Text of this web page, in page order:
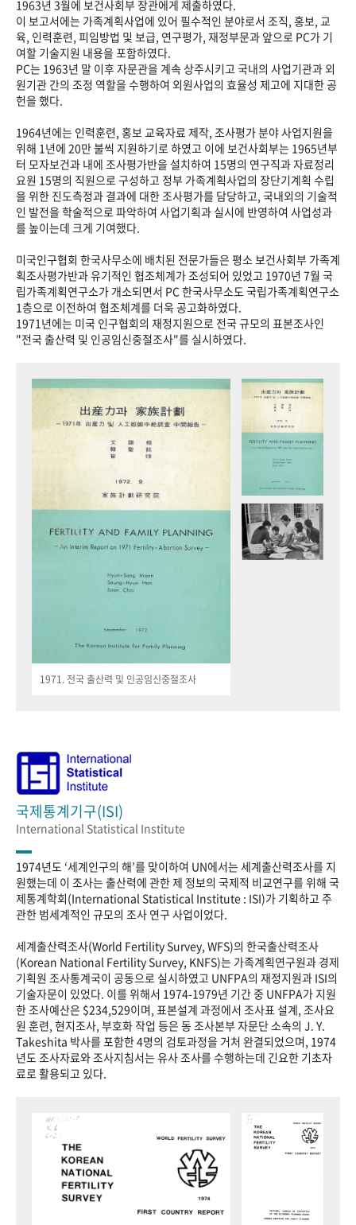
1963년 3월에 보건사회부 장관에게 제출하였다.
이 보고서에는 가족계획사업에 있어 필수적인 분야로서 조직, 홍보, 교
육, 인력훈련, 피임방법 및 보급, 연구평가, 재정부문과 앞으로 PC가 기
여할 기술지원 내용을 포함하였다.
PC는 1963년 말 이후 자문관을 계속 상주시키고 국내의 사업기관과 외
원기관 간의 조정 역할을 수행하여 외원사업의 효율성 제고에 지대한 공
헌을 했다.
1964년에는 인력훈련, 홍보 교육자료 제작, 조사평가 분야 사업지원을
위해 1년에 20만 불씩 지원하기로 하였고 이에 보건사회부는 1965년부
터 모자보건과 내에 조사평가반을 설치하여 15명의 연구직과 자료정리
요원 15명의 직원으로 구성하고 정부 가족계획사업의 장단기계획 수립
을 위한 진도측정과 결과에 대한 조사평가를 담당하고, 국내외의 기술적
인 발전을 학술적으로 파악하여 사업기획과 실시에 반영하여 사업성과
를 높이는데 크게 기여했다.
미국인구협회 한국사무소에 배치된 전문가들은 평소 보건사회부 가족계
획조사평가반과 유기적인 협조체계가 조성되어 있었고 1970년 7월 국
립가족계획연구소가 개소되면서 PC 한국사무소도 국립가족계획연구소
1층으로 이전하여 협조체계를 더욱 공고화하였다.
1971년에는 미국 인구협회의 재정지원으로 전국 규모의 표본조사인
"전국 출산력 및 인공임신중절조사"를 실시하였다.
1971. 전국 출산력 및 인공임신중절조사
국제통계기구(ISI)
International Statistical Institute
1974년도 ‘세계인구의 해’를 맞이하여 UN에서는 세계출산력조사를 지
원했는데 이 조사는 출산력에 관한 제 정보의 국제적 비교연구를 위해 국
제통계학회(International Statistical Institute : ISI)가 기획하고 주
관한 범세계적인 규모의 조사 연구 사업이었다.
세계출산력조사(World Fertility Survey, WFS)의 한국출산력조사
(Korean National Fertility Survey, KNFS)는 가족계획연구원과 경제
기획원 조사통계국이 공동으로 실시하였고 UNFPA의 재정지원과 ISI의
기술자문이 있었다. 이를 위해서 1974-1979년 기간 중 UNFPA가 지원
한 조사예산은 $234,529이며, 표본설계 과정에서 조사표 설계, 조사요
원 훈련, 현지조사, 부호화 작업 등은 동 조사본부 자문단 소속의 J. Y.
Takeshita 박사를 포함한 4명의 검토과정을 거처 완결되었으며, 1974
년도 조사자료와 조사지침서는 유사 조사를 수행하는데 긴요한 기초자
료로 활용되고 있다.